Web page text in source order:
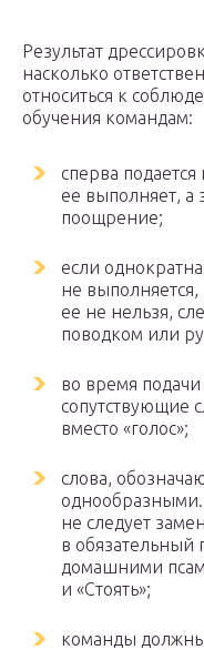
Результат
насколько
относиться к
обучения командам:
сперва
ее выполняет, а
поощрение;
если
не выполняется,
ее не нельзя,
поводком или
во время
сопутствующие
вместо «голос»;
слова,
однообразными.
не следует
в обязательный
домашними
и «Стоять»;
команды